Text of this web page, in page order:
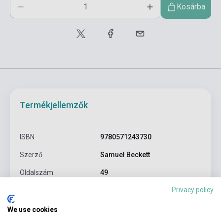
Kosárba
Termékjellemzők
ISBN 9780571243730
Szerző Samuel Beckett
Oldalszám 49
Kiadó
Privacy policy
We use cookies